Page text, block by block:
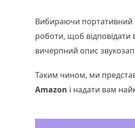
Вибираючи портативний
роботи, щоб
вичерпний опис
Таким чином, ми
Amazon і надати вам